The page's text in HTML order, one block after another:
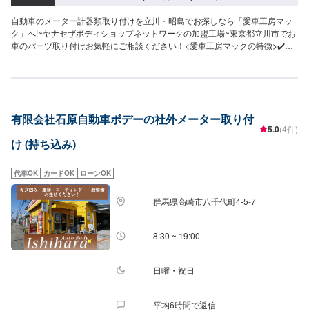
自動車のメーター計器類取り付けを立川・昭島でお探しなら「愛車工房マッ
ク」へ!~ヤナセザボディショップネットワークの加盟工場~東京都立川市でお
車のパーツ取り付けお気軽にご相談ください！<愛車工房マックの特徴>✔️見
をお送りください<作業の流れ>【1】オファーにてお問い合わせ【2】入庫・
しています。お車の作業中は代車をご利用ください。※代車の燃料代はお客様
にご負担いただいております。※状況により貸し出しできかねる場合もござい
ます。<定休日・営業時間>【平日】8:30～19:00【土曜】8:30～18:00【日曜
有限会社石原自動車ボデーの社外メーター取り付
け (持ち込み)
5.0(4件)
代車OK カードOK ローンOK
群馬県高崎市八千代町4-5-7
8:30 ~ 19:00
日曜・祝日
平均6時間で返信